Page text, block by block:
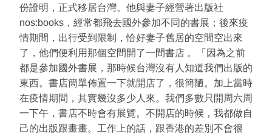
份證明，正式移居台灣。他與妻子經營著出版社
nos:books，經常都飛去國外參加不同的書展；後來疫
情期間，出行受到限制，恰好妻子舊居的空間空出來
了，他們便利用那個空間開了一間書店 。「因為之前
都是參加國外書展，那時候台灣沒有人知道我們出版的
東西。書店簡單佈置一下就開店了，很簡陋。加上當時
在疫情期間，其實幾沒多少人來。我們多數只開周六周
一下午，書店不時會有展覽。不開店的時候，我都做自
己的出版跟畫畫。工作上的話，跟香港的差別不會很